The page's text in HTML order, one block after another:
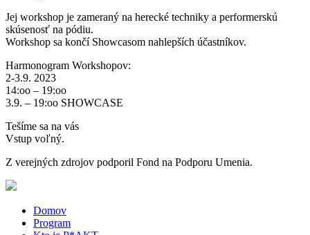
Jej workshop je zameraný na herecké techniky a performerskú
skúsenosť na pódiu.
Workshop sa končí Showcasom nahlepších účastníkov.
Harmonogram Workshopov:
2-3.9. 2023
14:oo – 19:oo
3.9. – 19:oo SHOWCASE
Tešíme sa na vás
Vstup voľný.
Z verejných zdrojov podporil Fond na Podporu Umenia.
Domov
Program